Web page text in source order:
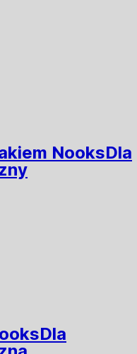
NooksDla
Dla